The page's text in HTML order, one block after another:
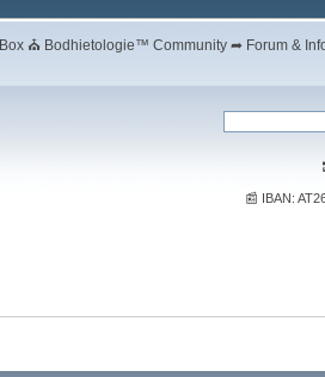
⛪ Bodhietologie™ Community ➦ Forum &
📰 IBAN: